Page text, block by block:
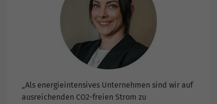
„Als energieintensives Unternehmen sind wir auf
ausreichenden CO2-freien Strom zu